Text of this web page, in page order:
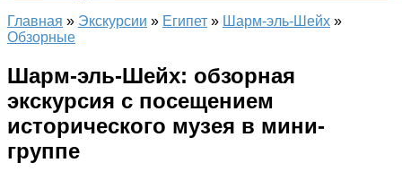
Главная » Экскурсии » Египет » Шарм-эль-Шейх »
Обзорные
Шарм-эль-Шейх: обзорная
экскурсия с посещением
исторического музея в мини-
группе